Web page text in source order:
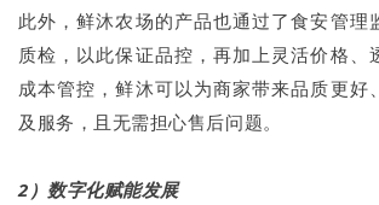
此外，鲜沐农场的产品也通过了食安管理
质检，以此保证品控，再加上灵活价格、
成本管控，鲜沐可以为商家带来品质更好
及服务，且无需担心售后问题。
2）数字化赋能发展